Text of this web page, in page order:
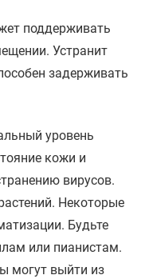
поддерживать
Устранит
задерживать
уровень
кожи и
вирусов.
Некоторые
Будьте
или пианистам.
могут выйти из